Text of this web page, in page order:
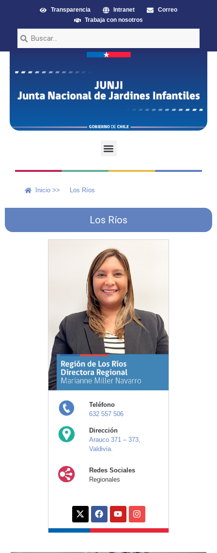
Transparencia Intranet
Correo
Trabaja con nosotros
Inicio >> Los Ríos
Los Ríos
Teléfono
632 557 506
Dirección
Arauco 371 – 373,
Valdivia.
Redes Sociales
Regionales